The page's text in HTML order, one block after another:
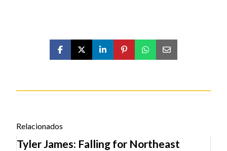
Relacionados
Tyler James: Falling for Northeast